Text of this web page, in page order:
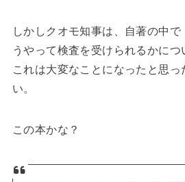
しかしクオモ知事は、自著の中
うやって検査を受けられるかにつ
これは大変なことになったと思
い。
この本かな？